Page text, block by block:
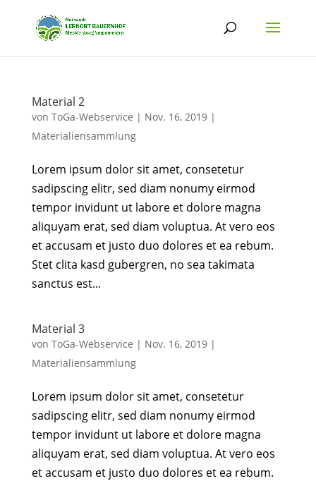
Material 2
von ToGa-Webservice | Nov. 16, 2019|
Materialiensammlung
Lorem ipsum dolor sit amet, consetetur
sadipscing elitr, sed diam nonumy eirmod
tempor invidunt ut labore et dolore magna
aliquyam erat, sed diam voluptua. At vero eos
et accusam et justo duo dolores et ea rebum.
Stet clita kasd gubergren, no sea takimata
sanctus est...
Material 3
von ToGa-Webservice | Nov. 16, 2019|
Materialiensammlung
Lorem ipsum dolor sit amet, consetetur
sadipscing elitr, sed diam nonumy eirmod
tempor invidunt ut labore et dolore magna
aliquyam erat, sed diam voluptua. At vero eos
et accusam et justo duo dolores et ea rebum.